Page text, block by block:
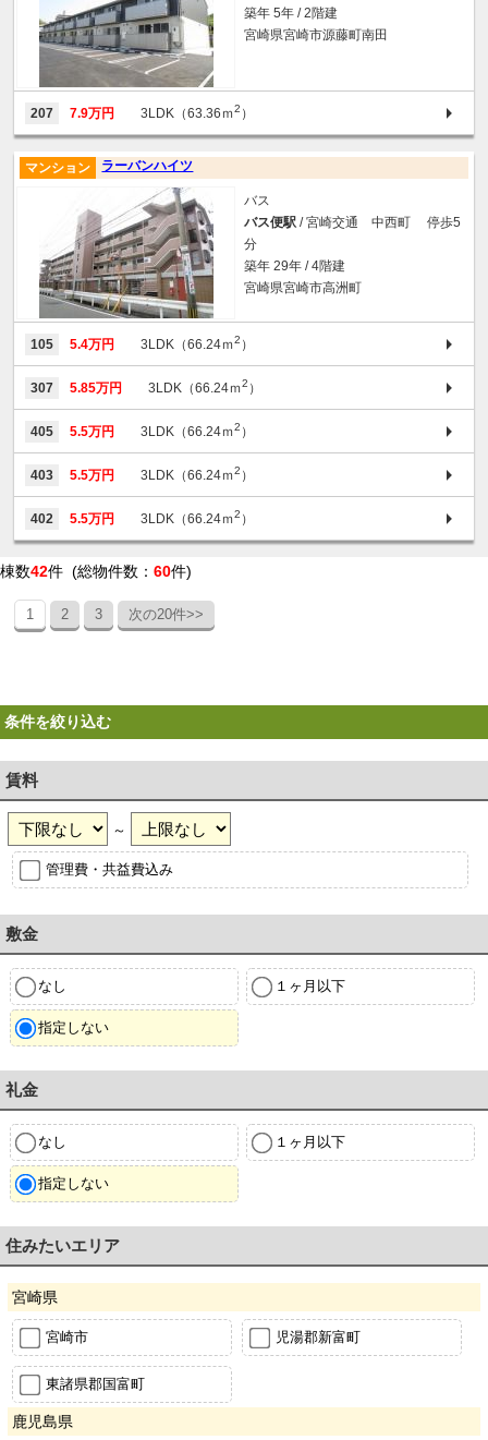
築年 5年 / 2階建
宮崎県宮崎市源藤町南田
207 7.9万円 3LDK（63.36ｍ2 ）
ラーバンハイツ
マンション
バス
バス便駅 / 宮崎交通 中西町 停歩5
分
築年 29年 / 4階建
宮崎県宮崎市高洲町
105 5.4万円 3LDK（66.24ｍ2 ）
307 5.85万円 3LDK（66.24ｍ2 ）
405 5.5万円 3LDK（66.24ｍ2 ）
403 5.5万円 3LDK（66.24ｍ2 ）
402 5.5万円 3LDK（66.24ｍ2 ）
棟数42件 (総物件数： 60件)
1 2 3 次の20件>>
条件を絞り込む
賃料
～
管理費・共益費込み
敷金
なし １ヶ月以下
指定しない
礼金
なし １ヶ月以下
指定しない
住みたいエリア
宮崎県
宮崎市 児湯郡新富町
東諸県郡国富町
鹿児島県